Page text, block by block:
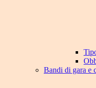
Bandi di gara e